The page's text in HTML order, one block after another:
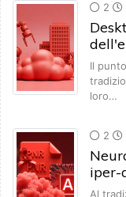
2
Il
loro…
2
iper-
Al